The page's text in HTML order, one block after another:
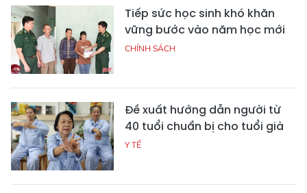
Tiếp sức học sinh khó khăn
vững bước vào năm học mới
CHÍNH SÁCH
Đề xuất hướng dẫn người từ
40 tuổi chuẩn bị cho tuổi già
Y TẾ